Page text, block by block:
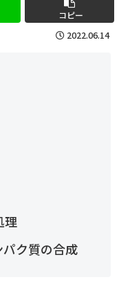
コピー
2022.06.14
理
ク質の合成